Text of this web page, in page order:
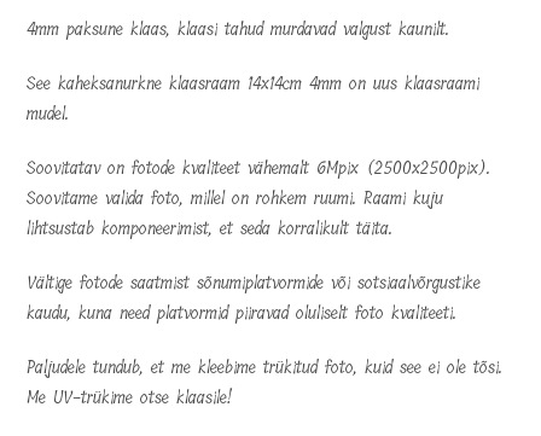
4mm paksune klaas, klaasi tahud murdavad valgust kaunilt.
See kaheksanurkne klaasraam 14x14cm 4mm on uus klaasraami
mudel.
Soovitatav on fotode kvaliteet vähemalt 6Mpix (2500x2500pix).
Soovitame valida foto, millel on rohkem ruumi. Raami kuju
lihtsustab komponeerimist, et seda korralikult täita.
Vältige fotode saatmist sõnumiplatvormide või sotsiaalvõrgustike
kaudu, kuna need platvormid piiravad oluliselt foto kvaliteeti.
Paljudele tundub, et me kleebime trükitud foto, kuid see ei ole tõsi.
Me UV-trükime otse klaasile!